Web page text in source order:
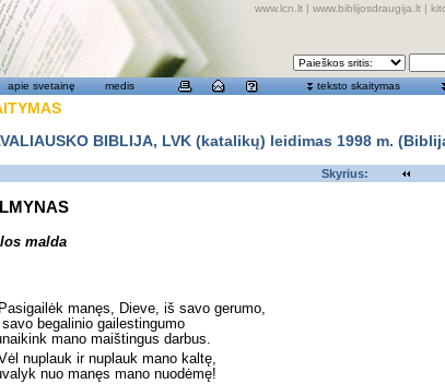
www.lcn.lt | www.biblijosdraugija.lt |
apie svetainę medis teksto skaitymas
BIBLIJA, LVK (katalikų) leidimas 1998 m.
Skyrius:
malda
Pasigailėk manęs, Dieve, iš savo gerumo,
begalinio gailestingumo
mano maištingus darbus.
nuplauk ir nuplauk mano kaltę,
nuo manęs mano nuodėmę!